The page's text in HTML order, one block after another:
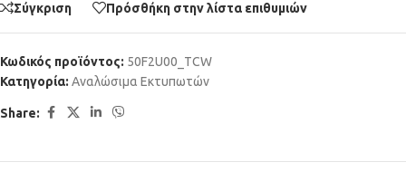
Σύγκριση Πρόσθήκη στην λίστα επιθυμιών
Κωδικός προϊόντος: 50F2U00_TCW
Κατηγορία: Αναλώσιμα Εκτυπωτών
Share: